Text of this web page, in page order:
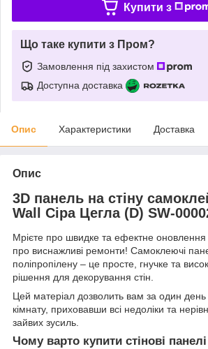
Купити з
Що таке купити з Пром?
Замовлення під захистом
Доступна доставка
Опис Характеристики Доставка
Опис
3D панель на стіну
Wall Сіра Цегла (D) SW-
Мрієте про швидке та ефектне оновлення
про виснажливі ремонти! Самоклеючі
поліпропілену – це просте, гнучке та
рішення для декорування стін.
Цей матеріал дозволить вам за один день
кімнату, приховавши всі недоліки та
зайвих зусиль.
Чому варто купити стінові